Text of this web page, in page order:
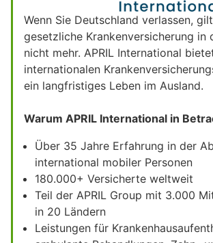
Wenn Sie Deutschland verlassen,
gesetzliche Krankenversicherung in
nicht mehr. APRIL International
internationalen
ein langfristiges Leben im Ausland.
Warum APRIL International in
Über 35 Jahre Erfahrung in der
international mobiler Personen
180.000+ Versicherte weltweit
Teil der APRIL Group mit 3.000
in 20 Ländern
Leistungen für